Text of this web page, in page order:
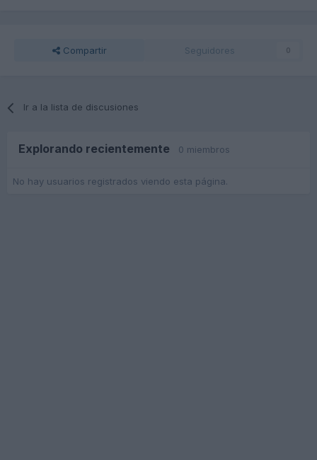
Compartir Seguidores 0
Ir a la lista de discusiones
Explorando recientemente 0 miembros
No hay usuarios registrados viendo esta página.